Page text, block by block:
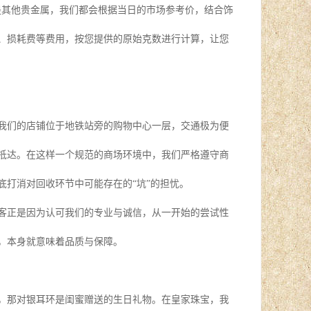
他贵金属，我们都会根据当日的市场参考价，结合饰
耗费等费用，按您提供的原始克数进行计算，让您
的店铺位于地铁站旁的购物中心一层，交通极为便
。在这样一个规范的商场环境中，我们严格遵守商
消对回收环节中可能存在的“坑”的担忧。
是因为认可我们的专业与诚信，从一开始的尝试性
身就意味着品质与保障。
对银耳环是闺蜜赠送的生日礼物。在皇家珠宝，我